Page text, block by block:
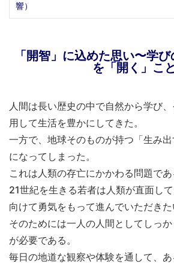
響）
「開智」に込めた思い〜学び
を「開く」こと
人間は長い歴史の中で自然から学び
用して生活を豊かにしてきた。
一方で、地球そのものが持つ「生み
になってしまった。
これは人類の存亡にかかわる問題であ
21世紀を生きる若者は人類が直面し
向けて勇気をもって進んでいただきた
そのためには一人の人間としてしっ
が必要である。
毎日の地道な観察や体験を通して、